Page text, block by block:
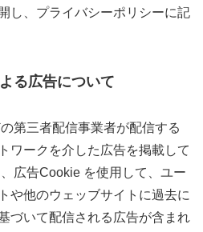
し、プライバシーポリシーに記
る広告について
第三者配信事業者が配信する
ワークを介した広告を掲載して
広告Cookie を使用して、ユー
や他のウェッブサイトに過去に
づいて配信される広告が含まれ